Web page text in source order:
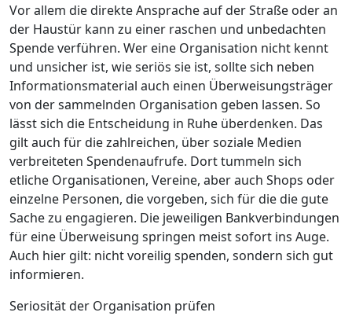
Vor allem die direkte Ansprache auf der Straße oder an
der Haustür kann zu einer raschen und unbedachten
Spende verführen. Wer eine Organisation nicht kennt
und unsicher ist, wie seriös sie ist, sollte sich neben
Informationsmaterial auch einen Überweisungsträger
von der sammelnden Organisation geben lassen. So
lässt sich die Entscheidung in Ruhe überdenken. Das
gilt auch für die zahlreichen, über soziale Medien
verbreiteten Spendenaufrufe. Dort tummeln sich
etliche Organisationen, Vereine, aber auch Shops oder
einzelne Personen, die vorgeben, sich für die die gute
Sache zu engagieren. Die jeweiligen Bankverbindungen
für eine Überweisung springen meist sofort ins Auge.
Auch hier gilt: nicht voreilig spenden, sondern sich gut
informieren.
Seriosität der Organisation prüfen